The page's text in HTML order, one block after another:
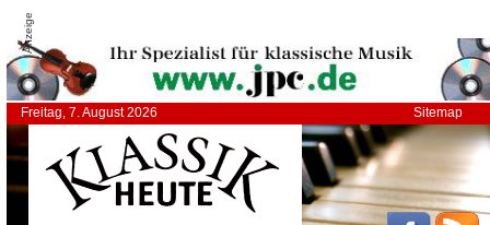
Anzeige
Freitag, 7. August 2026 Sitemap